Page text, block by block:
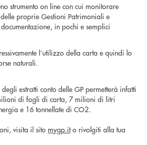
strumento on line con cui monitorare
delle proprie Gestioni Patrimoniali e
in pochi e semplici
l’utilizzo della carta e quindi lo
naturali.
estratti conto delle GP permetterà infatti
di fogli di carta, 7 milioni di litri
e 16 tonnellate di CO2.
visita il sito mygp.ito rivolgiti alla tua